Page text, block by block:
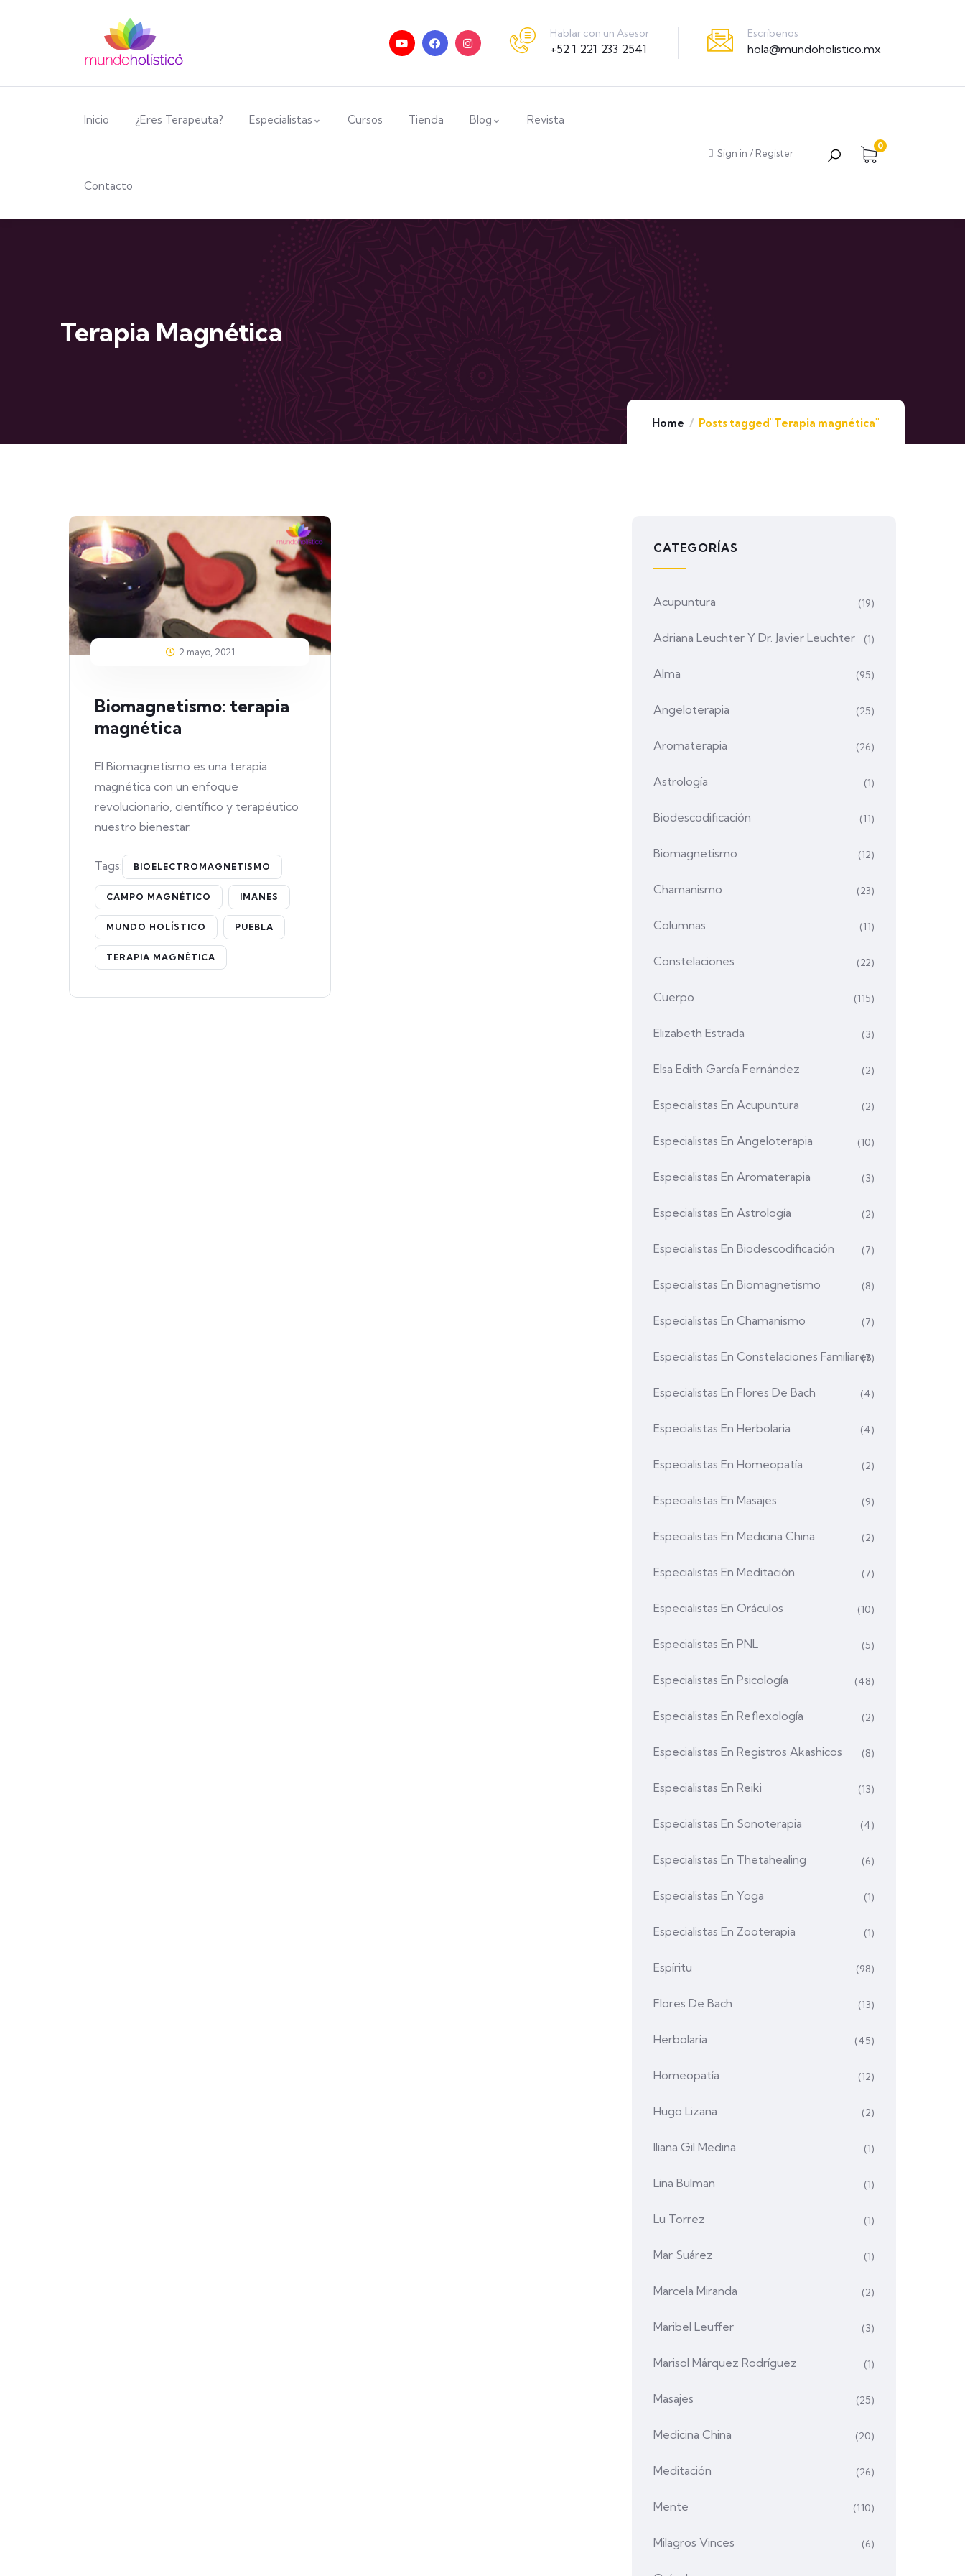
Hablar con un Asesor
+52 1 221 233 2541
Escríbenos
hola@mundoholistico.mx
Inicio ¿Eres Terapeuta? Especialistas Cursos Tienda Blog Revista
Contacto
Sign in / Register
0
Terapia Magnética
Home Posts tagged"Terapia magnética"
2 mayo, 2021
Biomagnetismo: terapia
magnética
El Biomagnetismo es una terapia
magnética con un enfoque
revolucionario, científico y terapéutico
nuestro bienestar.
Tags: BIOELECTROMAGNETISMO
CAMPO MAGNÉTICO IMANES
MUNDO HOLÍSTICO PUEBLA
TERAPIA MAGNÉTICA
CATEGORÍAS
Acupuntura (19)
Adriana Leuchter Y Dr. Javier Leuchter (1)
Alma (95)
Angeloterapia (25)
Aromaterapia (26)
Astrología (1)
Biodescodificación (11)
Biomagnetismo (12)
Chamanismo (23)
Columnas (11)
Constelaciones (22)
Cuerpo (115)
Elizabeth Estrada (3)
Elsa Edith García Fernández (2)
Especialistas En Acupuntura (2)
Especialistas En Angeloterapia (10)
Especialistas En Aromaterapia (3)
Especialistas En Astrología (2)
Especialistas En Biodescodificación (7)
Especialistas En Biomagnetismo (8)
Especialistas En Chamanismo (7)
Especialistas En Constelaciones Familiares
(7)
Especialistas En Flores De Bach (4)
Especialistas En Herbolaria (4)
Especialistas En Homeopatía (2)
Especialistas En Masajes (9)
Especialistas En Medicina China (2)
Especialistas En Meditación (7)
Especialistas En Oráculos (10)
Especialistas En PNL (5)
Especialistas En Psicología (48)
Especialistas En Reflexología (2)
Especialistas En Registros Akashicos (8)
Especialistas En Reiki (13)
Especialistas En Sonoterapia (4)
Especialistas En Thetahealing (6)
Especialistas En Yoga (1)
Especialistas En Zooterapia (1)
Espíritu (98)
Flores De Bach (13)
Herbolaria (45)
Homeopatía (12)
Hugo Lizana (2)
Iliana Gil Medina (1)
Lina Bulman (1)
Lu Torrez (1)
Mar Suárez (1)
Marcela Miranda (2)
Maribel Leuffer (3)
Marisol Márquez Rodríguez (1)
Masajes (25)
Medicina China (20)
Meditación (26)
Mente (110)
Milagros Vinces (6)